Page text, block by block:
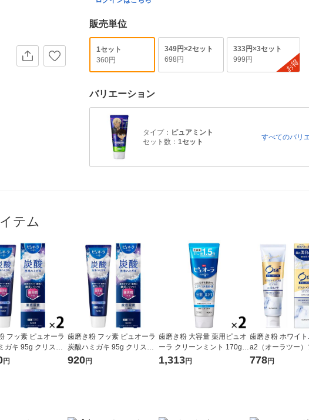
販売単位
1セット
360円
349円×2セット
698円
333円×3セット
999円
お得
バリエーション
タイプ： ピュアミント
セット数： 1セット
すべてのバリ
テム
フッ素 ピュオーラ
ガキ 95g クリスタ
花王 炭酸洗浄 歯周
円
歯磨き粉 フッ素 ピュオーラ
炭酸ハミガキ 95g クリスタ
ルソーダ 花王 炭酸洗浄 歯周
920円
歯磨き粉 大容量 薬用ピュオ
ーラ クリーンミント 170g 1
セット（2本） 花王 虫歯・
1,313円
歯磨き粉 ホワイ
a2（オーラツー）
ム ステインクリア
778円